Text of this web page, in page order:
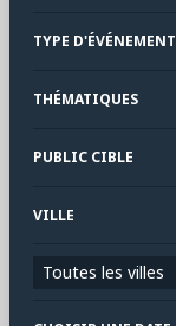
TYPE D'ÉVÉNEMENT
THÉMATIQUES
PUBLIC CIBLE
VILLE
Toutes les villes